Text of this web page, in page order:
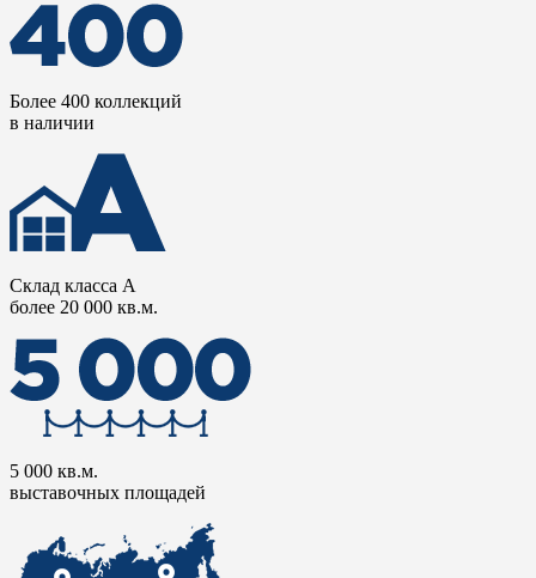
Более 400 коллекций
в наличии
Склад класса А
более 20 000 кв.м.
5 000 кв.м.
выставочных площадей